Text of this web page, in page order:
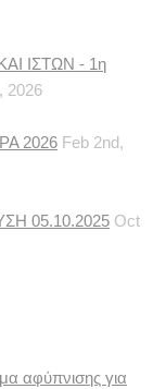
ΙΣΤΩΝ - 1η
2026
2026 Feb 2nd,
05.10.2025 Oct
αφύπνισης για